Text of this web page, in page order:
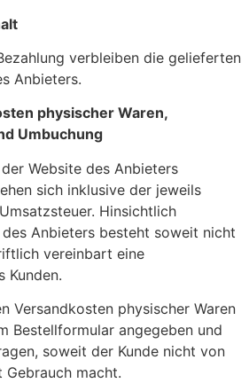
verbleiben die gelieferten
Anbieters.
physischer Waren,
Umbuchung
Website des Anbieters
sich inklusive der jeweils
Hinsichtlich
Anbieters besteht soweit nicht
vereinbart eine
Kunden.
Versandkosten physischer Waren
Bestellformular angegeben und
soweit der Kunde nicht von
Gebrauch macht.